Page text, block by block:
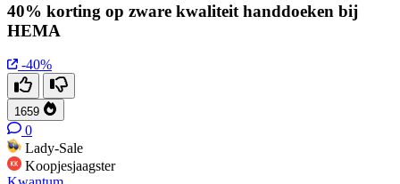
40% korting op zware kwaliteit handdoeken bij
HEMA
-40%
1659
0
Lady-Sale
Koopjesjaagster